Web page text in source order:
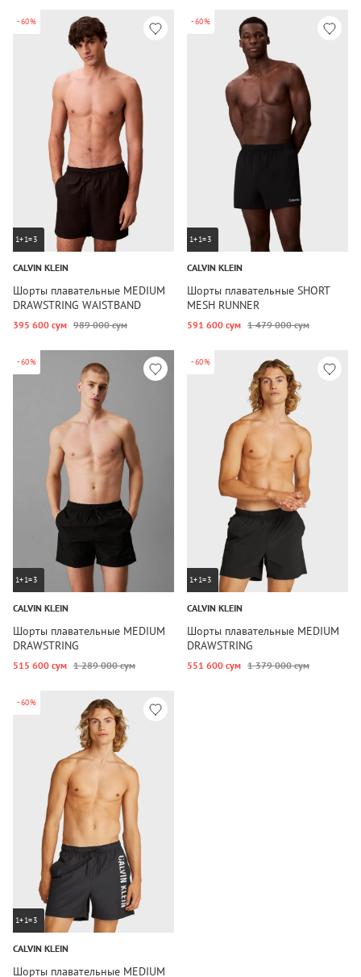
-60%
1+1=3
CALVIN KLEIN
Шорты плавательные MEDIUM
DRAWSTRING WAISTBAND
395 600 сум 989 000 сум
-60%
1+1=3
CALVIN KLEIN
Шорты плавательные SHORT
MESH RUNNER
591 600 сум 1 479 000 сум
-60%
1+1=3
CALVIN KLEIN
Шорты плавательные MEDIUM
DRAWSTRING
515 600 сум 1 289 000 сум
-60%
1+1=3
CALVIN KLEIN
Шорты плавательные MEDIUM
DRAWSTRING
551 600 сум 1 379 000 сум
-60%
1+1=3
CALVIN KLEIN
Шорты плавательные MEDIUM